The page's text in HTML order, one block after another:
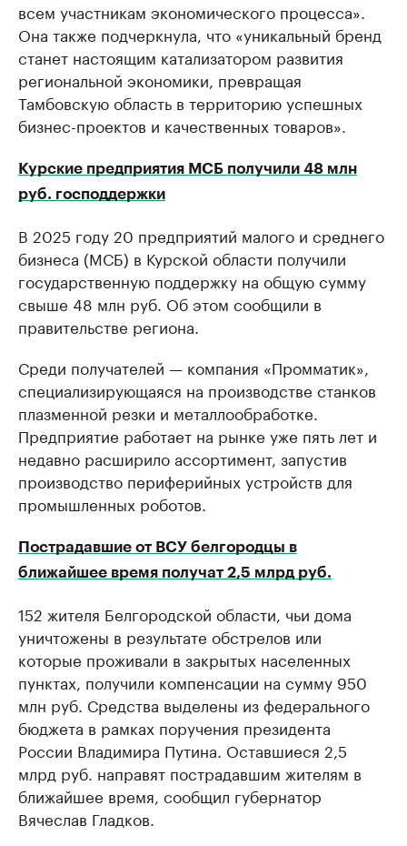
всем участникам экономического процесса».
Она также подчеркнула, что «уникальный бренд
станет настоящим катализатором развития
региональной экономики, превращая
Тамбовскую область в территорию успешных
бизнес-проектов и качественных товаров».
Курские предприятия МСБ получили 48 млн
руб. господдержки
В 2025 году 20 предприятий малого и среднего
бизнеса (МСБ) в Курской области получили
государственную поддержку на общую сумму
свыше 48 млн руб. Об этом сообщили в
правительстве региона.
Среди получателей — компания «Промматик»,
специализирующаяся на производстве станков
плазменной резки и металлообработке.
Предприятие работает на рынке уже пять лет и
недавно расширило ассортимент, запустив
производство периферийных устройств для
промышленных роботов.
Пострадавшие от ВСУ белгородцы в
ближайшее время получат 2,5 млрд руб.
152 жителя Белгородской области, чьи дома
уничтожены в результате обстрелов или
которые проживали в закрытых населенных
пунктах, получили компенсации на сумму 950
млн руб. Средства выделены из федерального
бюджета в рамках поручения президента
России Владимира Путина. Оставшиеся 2,5
млрд руб. направят пострадавшим жителям в
ближайшее время, сообщил губернатор
Вячеслав Гладков.